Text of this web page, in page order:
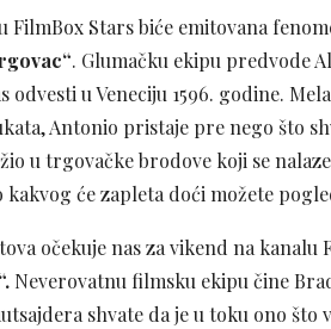
FilmBox Stars biće emitovana
. Glumačku ekipu predvode
odvesti u Veneciju 1596. godine.
Antonio pristaje pre nego što
u trgovačke brodove koji se
kakvog će zapleta doći možete
očekuje nas za vikend na kanalu
Neverovatnu filmsku ekipu čine
shvate da je u toku ono